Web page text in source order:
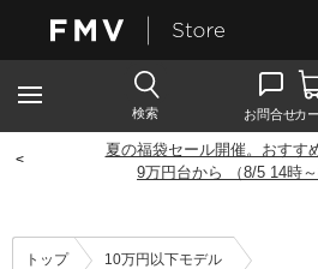
夏の福袋セール開催。おすす
9万円台から （8/5 14時～
<
トップ 10万円以下モデル